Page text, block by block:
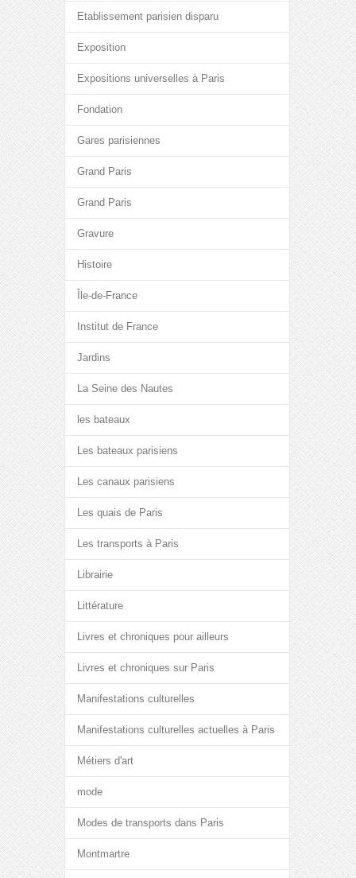
Etablissement parisien disparu
Exposition
Expositions universelles à Paris
Fondation
Gares parisiennes
Grand Paris
Grand Paris
Gravure
Histoire
Île-de-France
Institut de France
Jardins
La Seine des Nautes
les bateaux
Les bateaux parisiens
Les canaux parisiens
Les quais de Paris
Les transports à Paris
Librairie
Littérature
Livres et chroniques pour ailleurs
Livres et chroniques sur Paris
Manifestations culturelles
Manifestations culturelles actuelles à Paris
Métiers d'art
mode
Modes de transports dans Paris
Montmartre